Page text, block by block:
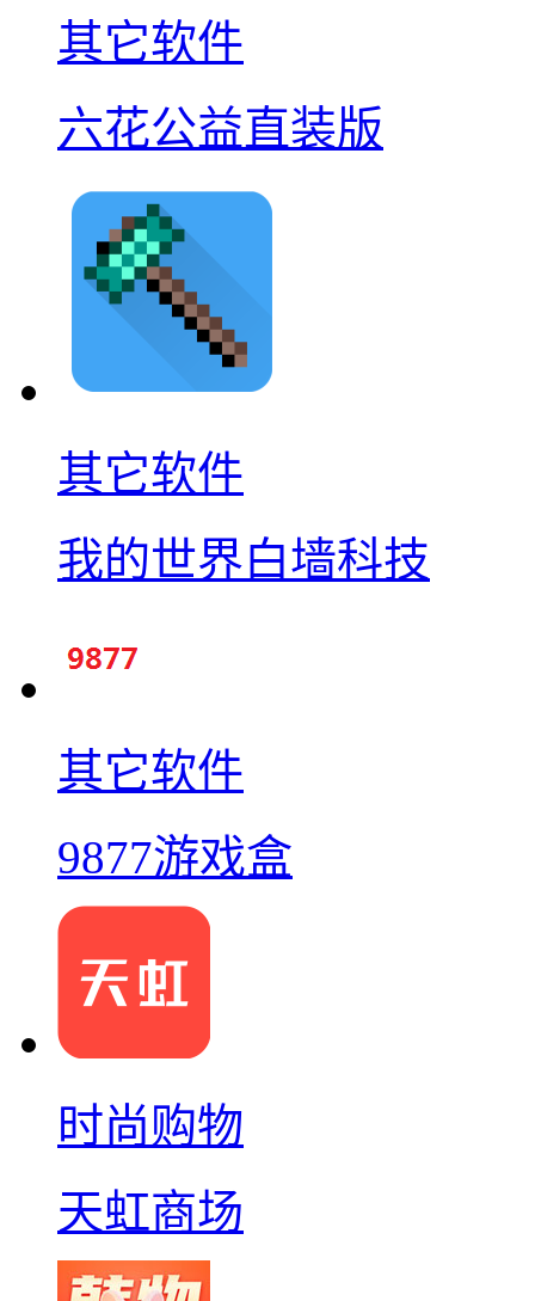
其它软件
六花公益直装版
其它软件
我的世界白墙科技
其它软件
9877游戏盒
时尚购物
天虹商场